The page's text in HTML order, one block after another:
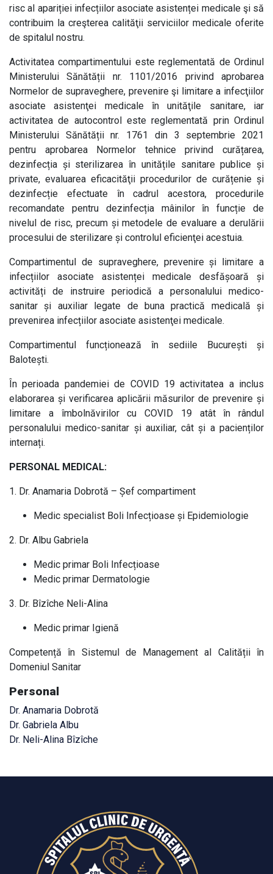
risc al apariției infecțiilor asociate asistenței medicale şi să
contribuim la creşterea calităţii serviciilor medicale oferite
de spitalul nostru.
Activitatea compartimentului este reglementată de Ordinul
Ministerului Sănătății nr. 1101/2016 privind aprobarea
Normelor de supraveghere, prevenire şi limitare a infecţiilor
asociate asistenţei medicale în unităţile sanitare, iar
activitatea de autocontrol este reglementată prin Ordinul
Ministerului Sănătății nr. 1761 din 3 septembrie 2021
pentru aprobarea Normelor tehnice privind curățarea,
dezinfecția și sterilizarea în unitățile sanitare publice și
private, evaluarea eficacităţii procedurilor de curățenie și
dezinfecție efectuate în cadrul acestora, procedurile
recomandate pentru dezinfecția mâinilor în funcție de
nivelul de risc, precum şi metodele de evaluare a derulării
procesului de sterilizare şi controlul eficienţei acestuia.
Compartimentul de supraveghere, prevenire și limitare a
infecțiilor asociate asistenței medicale desfășoară și
activități de instruire periodică a personalului medico-
sanitar și auxiliar legate de buna practică medicală și
prevenirea infecțiilor asociate asistenţei medicale.
Compartimentul funcționează în sediile București și
Balotești.
În perioada pandemiei de COVID 19 activitatea a inclus
elaborarea și verificarea aplicării măsurilor de prevenire și
limitare a îmbolnăvirilor cu COVID 19 atât în rândul
personalului medico-sanitar și auxiliar, cât și a pacienților
internați.
PERSONAL MEDICAL:
1. Dr. Anamaria Dobrotă – Șef compartiment
Medic specialist Boli Infecțioase și Epidemiologie
2. Dr. Albu Gabriela
Medic primar Boli Infecțioase
Medic primar Dermatologie
3. Dr. Bîzîche Neli-Alina
Medic primar Igienă
Competență în Sistemul de Management al Calității în
Domeniul Sanitar
Personal
Dr. Anamaria Dobrotă
Dr. Gabriela Albu
Dr. Neli-Alina Bîzîche